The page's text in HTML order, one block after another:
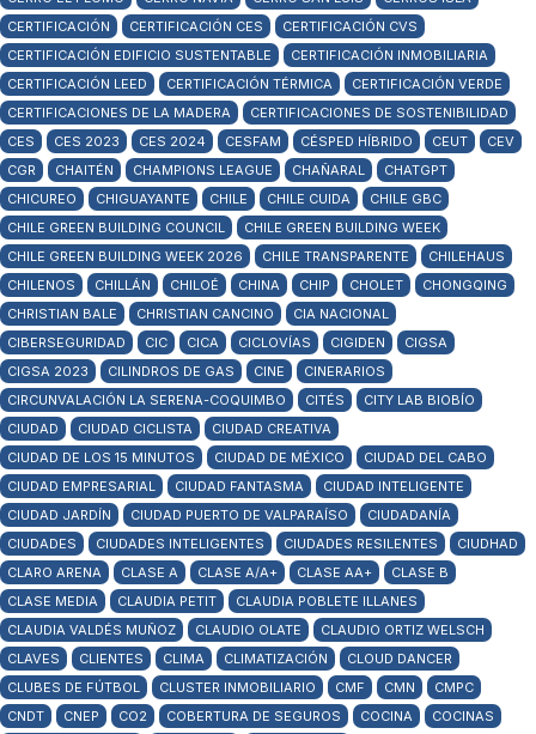
CERTIFICACIÓN
CERTIFICACIÓN CES
CERTIFICACIÓN CVS
CERTIFICACIÓN EDIFICIO SUSTENTABLE
CERTIFICACIÓN INMOBILIARIA
CERTIFICACIÓN LEED
CERTIFICACIÓN TÉRMICA
CERTIFICACIÓN VERDE
CERTIFICACIONES DE LA MADERA
CERTIFICACIONES DE SOSTENIBILIDAD
CES
CES 2023 CES 2024 CESFAM CÉSPED HÍBRIDO CEUT
CEV
CGR
CHAITÉN CHAMPIONS LEAGUE CHAÑARAL
CHATGPT
CHICUREO
CHIGUAYANTE CHILE CHILE CUIDA
CHILE GBC
CHILE GREEN BUILDING COUNCIL
CHILE GREEN BUILDING WEEK
CHILE GREEN BUILDING WEEK 2026
CHILE TRANSPARENTE
CHILEHAUS
CHILENOS
CHILLÁN CHILOÉ CHINA CHIP CHOLET
CHONGQING
CHRISTIAN BALE
CHRISTIAN CANCINO
CIA NACIONAL
CIBERSEGURIDAD
CIC CICA CICLOVÍAS CIGIDEN
CIGSA
CIGSA 2023
CILINDROS DE GAS CINE
CINERARIOS
CIRCUNVALACIÓN LA SERENA-COQUIMBO
CITÉS
CITY LAB BIOBÍO
CIUDAD
CIUDAD CICLISTA
CIUDAD CREATIVA
CIUDAD DE LOS 15 MINUTOS
CIUDAD DE MÉXICO
CIUDAD DEL CABO
CIUDAD EMPRESARIAL
CIUDAD FANTASMA
CIUDAD INTELIGENTE
CIUDAD JARDÍN
CIUDAD PUERTO DE VALPARAÍSO
CIUDADANÍA
CIUDADES
CIUDADES INTELIGENTES CIUDADES RESILENTES
CIUDHAD
CLARO ARENA
CLASE A CLASE A/A+ CLASE AA+
CLASE B
CLASE MEDIA
CLAUDIA PETIT
CLAUDIA POBLETE ILLANES
CLAUDIA VALDÉS MUÑOZ
CLAUDIO OLATE
CLAUDIO ORTIZ WELSCH
CLAVES
CLIENTES CLIMA CLIMATIZACIÓN
CLOUD DANCER
CLUBES DE FÚTBOL
CLUSTER INMOBILIARIO CMF CMN
CMPC
CNDT
CNEP CO2 COBERTURA DE SEGUROS COCINA
COCINAS